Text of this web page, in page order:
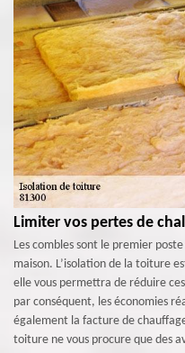
Limiter vos pertes de
Les combles sont le premier
maison. L’isolation de la toiture
elle vous permettra de réduire
par conséquent, les économies
également la facture de
toiture ne vous procure que des